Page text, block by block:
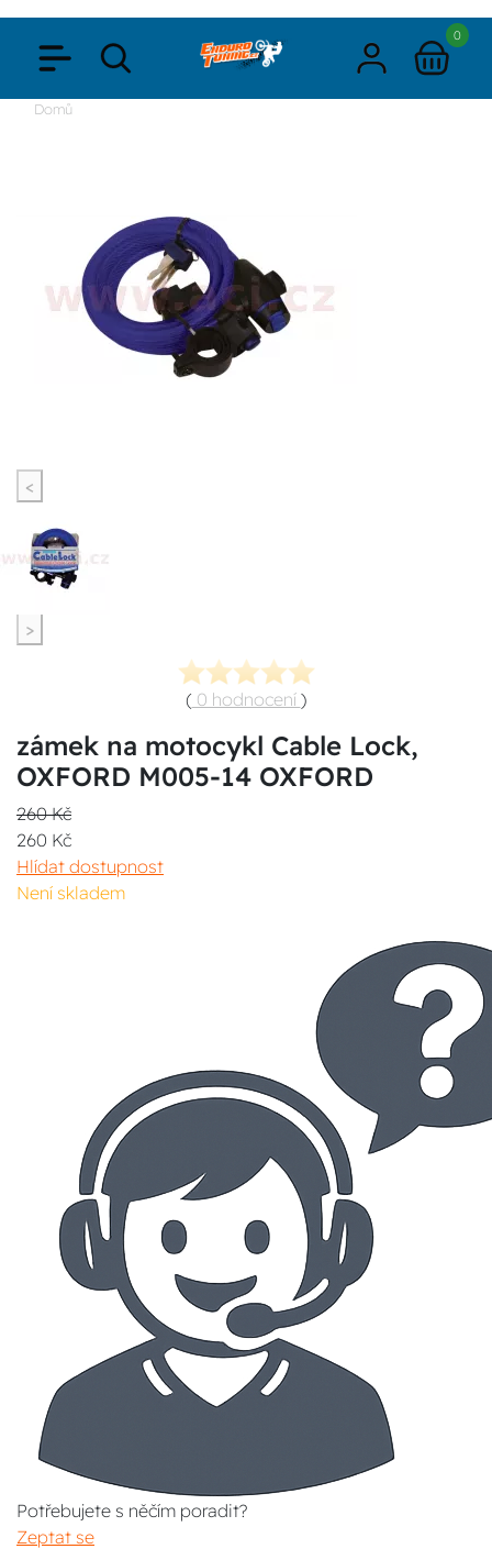
0
Domů
<
>
( 0 hodnocení )
zámek na motocykl Cable Lock,
OXFORD M005-14 OXFORD
260 Kč
260 Kč
Hlídat dostupnost
Není skladem
Potřebujete s něčím poradit?
Zeptat se